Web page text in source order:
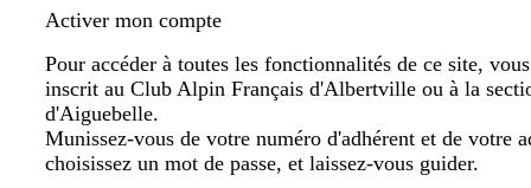
Activer mon compte
Pour accéder à toutes les fonctionnalités de ce site,
inscrit au Club Alpin Français d'Albertville ou à la
d'Aiguebelle.
Munissez-vous de votre numéro d'adhérent et de votre
choisissez un mot de passe, et laissez-vous guider.